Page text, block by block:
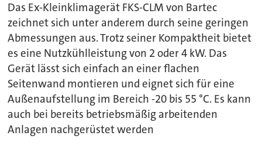
Das Ex-Kleinklimagerät FKS-CLM von Bartec
zeichnet sich unter anderem durch seine geringen
Abmessungen aus. Trotz seiner Kompaktheit bietet
es eine Nutzkühlleistung von 2 oder 4 kW. Das
Gerät lässt sich einfach an einer flachen
Seitenwand montieren und eignet sich für eine
Außenaufstellung im Bereich -20 bis 55 °C. Es kann
auch bei bereits betriebsmäßig arbeitenden
Anlagen nachgerüstet werden